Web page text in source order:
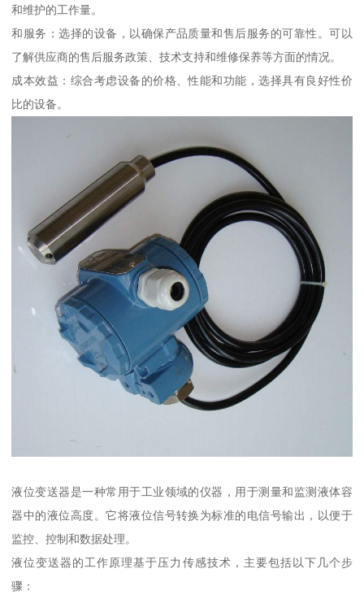
和维护的工作量。
和服务：选择的设备，以确保产品质量和售后服务的可靠性。可以
了解供应商的售后服务政策、技术支持和维修保养等方面的情况。
成本效益：综合考虑设备的价格、性能和功能，选择具有良好性价
比的设备。
液位变送器是一种常用于工业领域的仪器，用于测量和监测液体容
器中的液位高度。它将液位信号转换为标准的电信号输出，以便于
监控、控制和数据处理。
液位变送器的工作原理基于压力传感技术，主要包括以下几个步
骤：